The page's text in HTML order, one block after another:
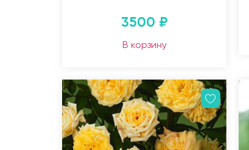
3500 ₽
В корзину